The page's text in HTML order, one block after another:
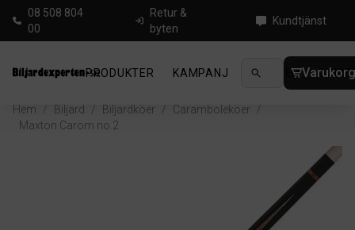
08 508 804
00
Retur &
byten
Kundtjänst
PRODUKTER KAMPANJ NYHETER
Hem / Biljard / Biljardköer / Caramboleköer
/
Maxton Carom no.2